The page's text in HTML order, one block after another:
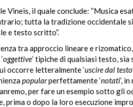
Vineis, il quale conclude: “Musica
tutta la tradizione occidentale
e testo scritto”.
tra approccio lineare e
oggettive’ tipiche di qualsiasi testo,
occorre letteralmente ‘uscire dal testo
popularperfettamente ‘notati’,
per fare un esempio sotto gli
prima o dopo la loro esecuzione